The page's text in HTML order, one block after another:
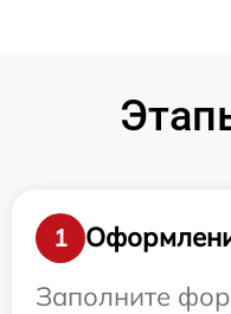
1
Заполните